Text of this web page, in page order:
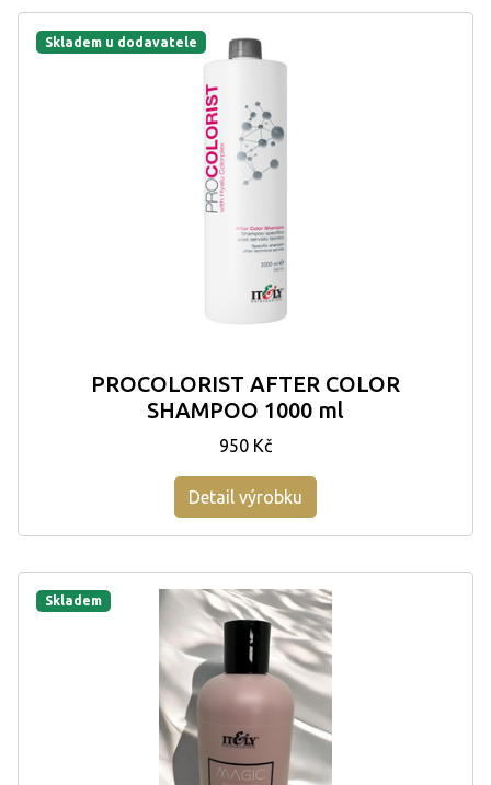
Skladem u dodavatele
PROCOLORIST AFTER COLOR
SHAMPOO 1000 ml
950 Kč
Detail výrobku
Skladem